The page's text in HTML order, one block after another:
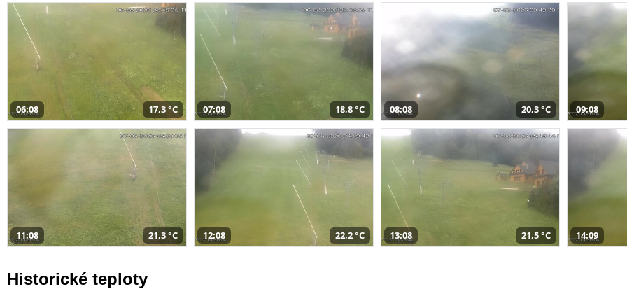
06:08 17,3 °C 07:08 18,8 °C 08:08 20,3 °C 09:08
11:08 21,3 °C 12:08 22,2 °C 13:08 21,5 °C 14:09
Historické teploty